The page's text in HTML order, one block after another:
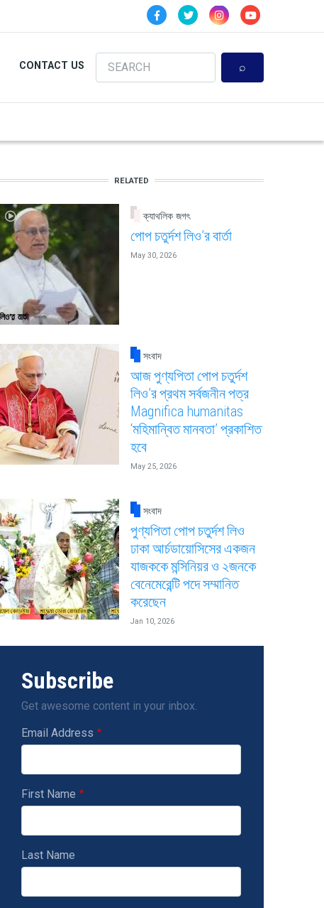
CONTACT US Search
RELATED
ক্যাথলিক জগৎ
পোপ চতুর্দশ লিও’র বার্তা
May 30, 2026
সংবাদ
আজ পুণ্যপিতা পোপ চতুর্দশ
লিও’র প্রথম সর্বজনীন পত্র
Magnifica humanitas
‘মহিমান্বিত মানবতা’ প্রকাশিত
হবে
May 25, 2026
সংবাদ
পুণ্যপিতা পোপ চতুর্দশ লিও
ঢাকা আর্চডায়োসিসের একজন
যাজককে মন্সিনিয়র ও ২জনকে
বেনেমেরেন্টি পদে সম্মানিত
করেছেন
Jan 10, 2026
Subscribe
Get awesome content in your inbox.
Email Address
First Name
Last Name